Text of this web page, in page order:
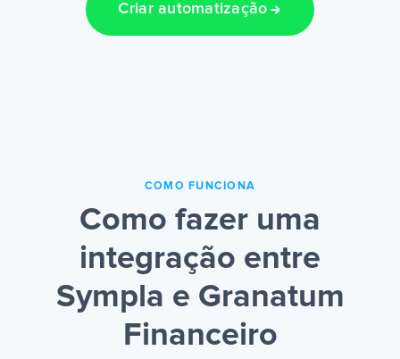
Criar automatização
COMO FUNCIONA
Como fazer uma
integração entre
Sympla e Granatum
Financeiro